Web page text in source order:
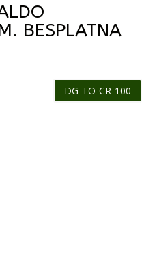
BESPLATNA
DG-TO-CR-100